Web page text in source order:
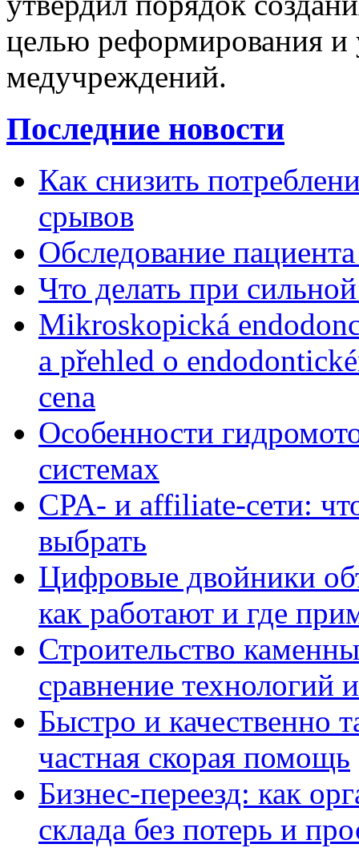
целью реформирования и
медучреждений.
Последние новости
Как снизить
срывов
Обследование
Что делать при
Mikroskopická
a přehled o
cena
Особенности
системах
CPA- и affiliate-сети:
выбрать
Цифровые двойники
как работают и где
Строительство
сравнение технологий
Быстро и качественно
частная скорая помощь
Бизнес-переезд: как
склада без потерь и